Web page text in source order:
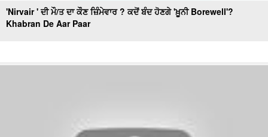
'Nirvair ' ਦੀ ਮੌ/ਤ ਦਾ ਕੌਣ ਜ਼ਿੰਮੇਵਾਰ ? ਕਦੋਂ ਬੰਦ ਹੋਣਗੇ 'ਖ਼ੂਨੀ Borewell'?
Khabran De Aar Paar